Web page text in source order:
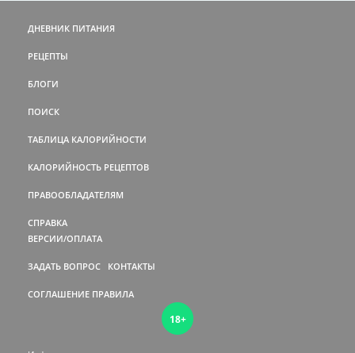
ДНЕВНИК ПИТАНИЯ
РЕЦЕПТЫ
БЛОГИ
ПОИСК
ТАБЛИЦА КАЛОРИЙНОСТИ
КАЛОРИЙНОСТЬ РЕЦЕПТОВ
ПРАВООБЛАДАТЕЛЯМ
СПРАВКА
ВЕРСИИ/ОПЛАТА
ЗАДАТЬ ВОПРОС КОНТАКТЫ
СОГЛАШЕНИЕ ПРАВИЛА
18+